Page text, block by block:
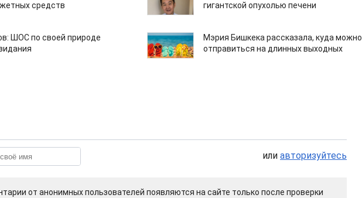
средств
гигантской опухолью печени
ШОС по своей природе
Мэрия Бишкека рассказала, куда можно
отправиться на длинных выходных
или авторизуйтесь
от анонимных пользователей появляются на сайте только после проверки